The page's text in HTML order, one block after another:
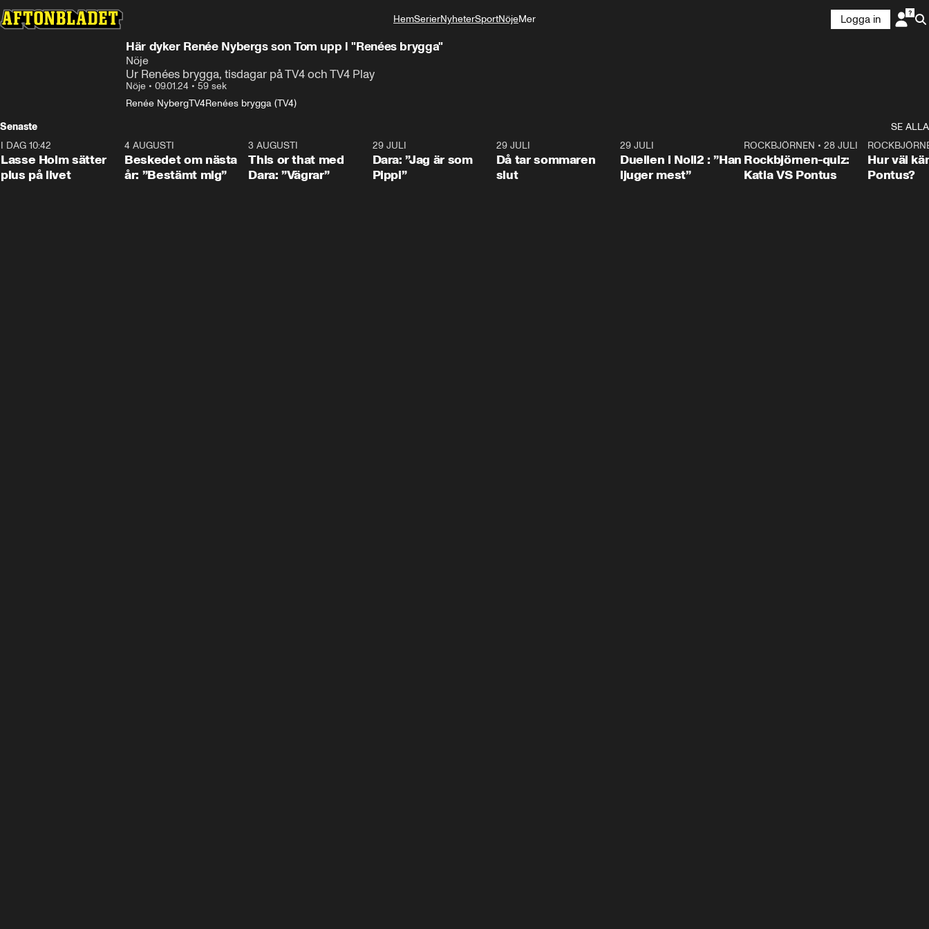
HemSerierNyheterSportNöjeMer
Logga in
Här dyker Renée Nybergs son Tom upp i "Renées brygga"
Nöje
Ur Renées brygga, tisdagar på TV4 och TV4 Play
Nöje • 09.01.24 • 59 sek
Renée NybergTV4Renées brygga (TV4)
Senaste
SE ALLA
1:04
I DAG 10:42
Lasse Holm sätter
plus på livet
0:24
4 AUGUSTI
Beskedet om nästa
år: ”Bestämt mig”
3 AUGUSTI
This or that med
Dara: ”Vägrar”
29 JULI
Dara: ”Jag är som
Pippi”
29 JULI
Då tar sommaren
slut
29 JULI
Duellen i Noll2 : ”Han
ljuger mest”
0:15
ROCKBJÖRNEN •28 JULI
Rockbjörnen-quiz:
Katia VS Pontus
Hur väl
Pontus?